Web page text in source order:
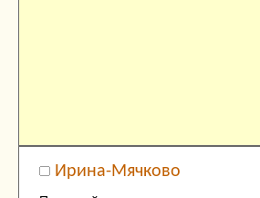
Ирина-Мячково